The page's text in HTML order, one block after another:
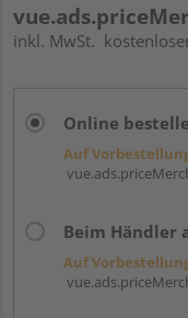
inkl. MwSt.
Online
Auf
Beim Händler
Auf